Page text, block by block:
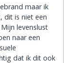
maar ik
dit is niet een
levenslust
naar een
dat ik dit ook